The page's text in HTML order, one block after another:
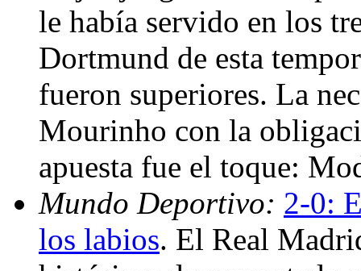
le había servido en los
Dortmund de esta
fueron superiores. La
Mourinho con la
apuesta fue el toque:
Mundo Deportivo: 2-0:
los labios. El Real